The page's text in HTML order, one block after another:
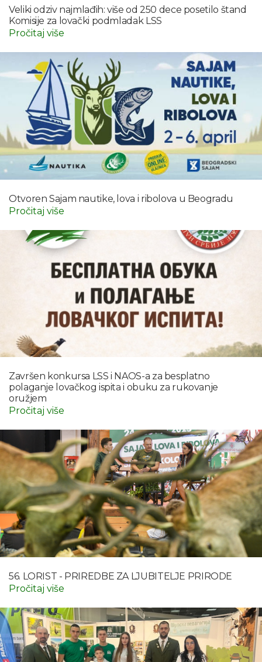
Veliki odziv najmlađih: više od 250 dece posetilo štand
Komisije za lovački podmladak LSS
Pročitaj više
Otvoren Sajam nautike, lova i ribolova u Beogradu
Pročitaj više
Završen konkursa LSS i NAOS-a za besplatno
polaganje lovačkog ispita i obuku za rukovanje
oružjem
Pročitaj više
56. LORIST - PRIREDBE ZA LJUBITELJE PRIRODE
Pročitaj više